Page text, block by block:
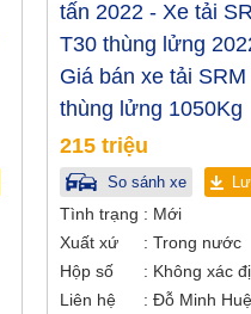
tấn 2022 - Xe tải
T30 thùng lửng
Giá bán xe tải
thùng lửng 1050Kg
215 triệu
So sánh xe
Tình trạng
Mới
Xuất xứ
Trong nước
Hộp số
Không xác
Liên hệ
Đỗ Minh Huệ